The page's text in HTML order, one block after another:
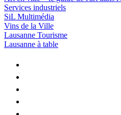
Services industriels
SiL Multimédia
Vins de la Ville
Lausanne Tourisme
Lausanne à table